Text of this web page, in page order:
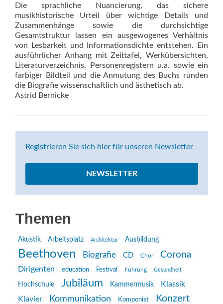
Die sprachliche Nuancierung, das sichere
musikhistorische Urteil über wichtige Details und
Zusammenhänge sowie die durchsichtige
Gesamtstruktur lassen ein ausgewogenes Verhältnis
von Lesbarkeit und Informationsdichte entstehen. Ein
ausführlicher Anhang mit Zeittafel, Werkübersichten,
Literaturverzeichnis, Personenregistern u.a. sowie ein
farbiger Bildteil und die Anmutung des Buchs runden
die Biografie wissenschaftlich und ästhetisch ab.
Astrid Bernicke
Registrieren Sie sich hier für unseren Newsletter
NEWSLETTER
Themen
Akustik Arbeitsplatz Architektur Ausbildung
Beethoven Biografie CD Chor Corona
Dirigenten education Festival Führung Gesundheit
Hochschule Jubiläum Kammermusik
Klassik
Klavier
Kommunikation Komponist Konzert